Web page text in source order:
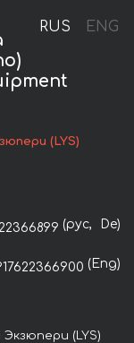
RUS ENG
(LYS)
(рус, De)
(Eng)
(LYS)